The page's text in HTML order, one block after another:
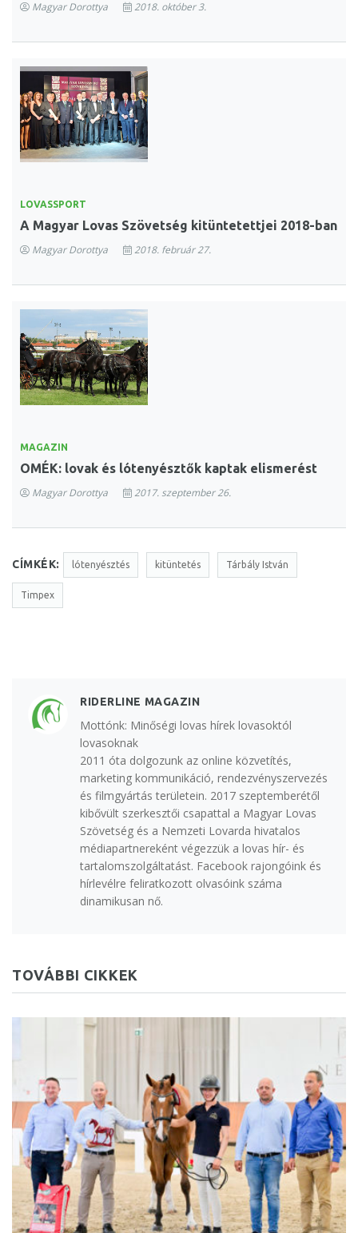
Magyar Dorottya 2018. október 3.
LOVASSPORT
A Magyar Lovas Szövetség kitüntetettjei 2018-ban
Magyar Dorottya 2018. február 27.
MAGAZIN
OMÉK: lovak és lótenyésztők kaptak elismerést
Magyar Dorottya 2017. szeptember 26.
CÍMKÉK: lótenyésztés kitüntetés Tárbály István
Timpex
RIDERLINE MAGAZIN
Mottónk: Minőségi lovas hírek lovasoktól
lovasoknak
2011 óta dolgozunk az online közvetítés,
marketing kommunikáció, rendezvényszervezés
és filmgyártás területein. 2017 szeptemberétől
kibővült szerkesztői csapattal a Magyar Lovas
Szövetség és a Nemzeti Lovarda hivatalos
médiapartnereként végezzük a lovas hír- és
tartalomszolgáltatást. Facebook rajongóink és
hírlevélre feliratkozott olvasóink száma
dinamikusan nő.
TOVÁBBI CIKKEK